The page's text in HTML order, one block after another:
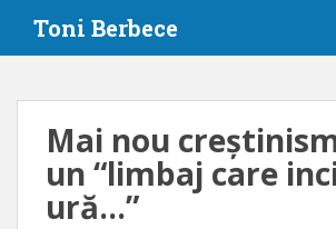
i
Toni Berbece
Mai nou
un “limbaj care
ură…”